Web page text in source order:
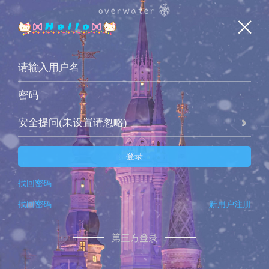
安全提问(未设置请忽略)
登录
找回密码
新用户注册
找回密码